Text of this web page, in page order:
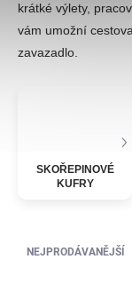
krátké výlety,
vám umožní
zavazadlo.
SKOŘEPINOVÉ
KUFRY
NEJPRODÁVANĚJŠÍ